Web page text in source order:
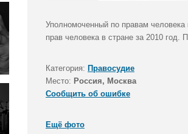
Уполномоченный по правам
прав человека в стране за 2010
Категория: Правосудие
Место: Россия, Москва
Сообщить об ошибке
Ещё фото